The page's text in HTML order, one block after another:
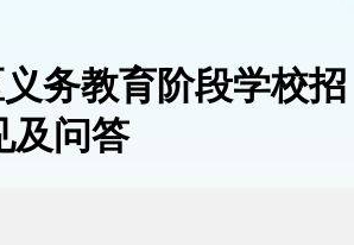
务教育阶段学校招
及问答